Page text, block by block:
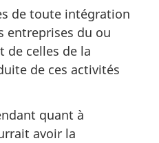
de toute intégration
entreprises du ou
de celles de la
de ces activités
quant à
avoir la